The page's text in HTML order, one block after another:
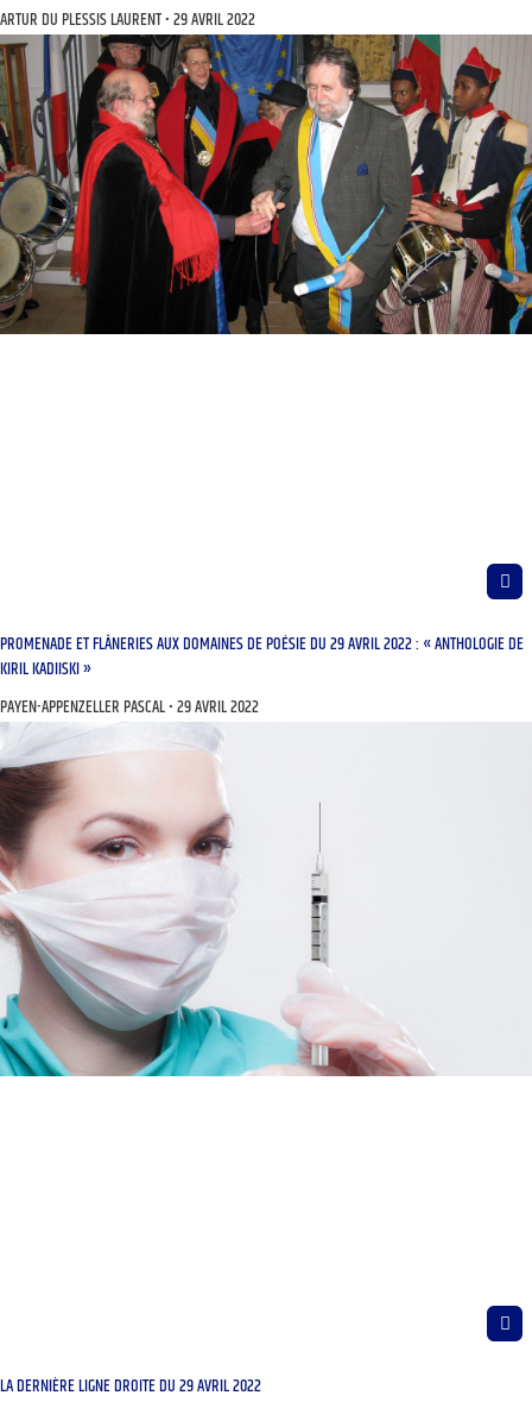
ARTUR DU PLESSIS LAURENT 29 AVRIL 2022
PROMENADE ET FLÂNERIES AUX DOMAINES DE POÉSIE DU 29 AVRIL 2022 : « ANTHOLOGIE DE
KIRIL KADIISKI »
PAYEN-APPENZELLER PASCAL 29 AVRIL 2022
LA DERNIÈRE LIGNE DROITE DU 29 AVRIL 2022